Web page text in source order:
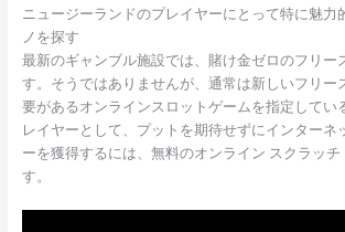
ニュージーランドのプレイヤーにとって特に魅力
ノを探す
最新のギャンブル施設では、賭け金ゼロのフリー
す。そうではありませんが、通常は新しいフリー
要があるオンラインスロットゲームを指定してい
レイヤーとして、プットを期待せずにインターネ
ーを獲得するには、無料のオンライン スクラッ
す。